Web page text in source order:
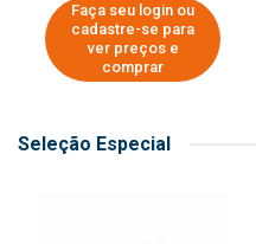
Faça seu login ou
cadastre-se para
ver preços e
comprar
Seleção Especial